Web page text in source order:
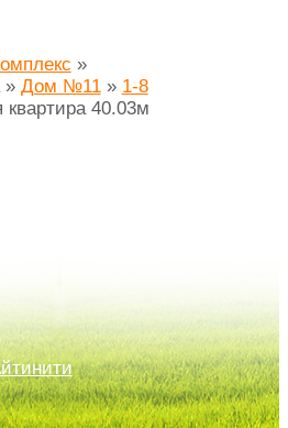
»
» Дом №11» 1-8
квартира 40.03м